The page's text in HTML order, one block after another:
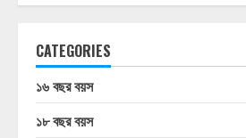
CATEGORIES
১৬ বছর বয়স
১৮ বছর বয়স